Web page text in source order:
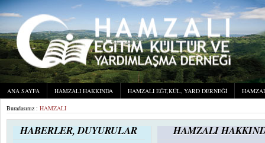
ANA SAYFA HAMZALI HAKKINDA HAMZALI EĞT,KÜL, YARD DERNEĞI
Buradasınız : HAMZALI
HABERLER, DUYURULAR HAMZALI